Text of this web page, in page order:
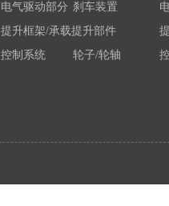
电气驱动部分 刹车装置
提升框架/承载提升部件
控制系统
轮子/轮轴